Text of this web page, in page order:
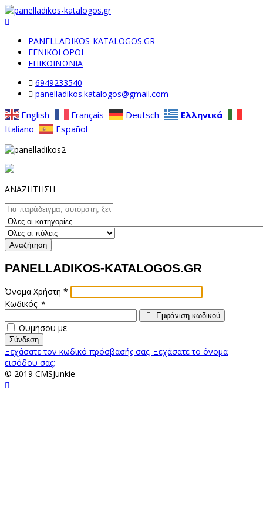
PANELLADIKOS-KATALOGOS.GR
ΓΕΝΙΚΟΙ ΟΡΟΙ
ΕΠΙΚΟΙΝΩΝΙΑ
6949233540
panelladikos.katalogos@gmail.com
English Français Deutsch
Ελληνικά
Italiano
Español
ΑΝΑΖΗΤΗΣΗ
Αναζήτηση
PANELLADIKOS-KATALOGOS.GR
Όνομα Χρήστη *
Κωδικός: *
Εμφάνιση κωδικού
Θυμήσου με
Σύνδεση
Ξεχάσατε τον κωδικό πρόσβασής σας; Ξεχάσατε το όνομα
εισόδου σας;
© 2019 CMSJunkie